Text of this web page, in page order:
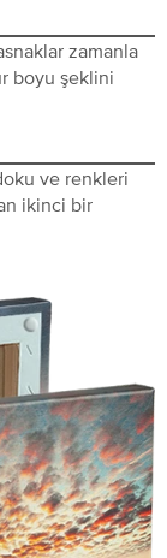
zamanla
boyu şeklini
ve renkleri
ikinci bir